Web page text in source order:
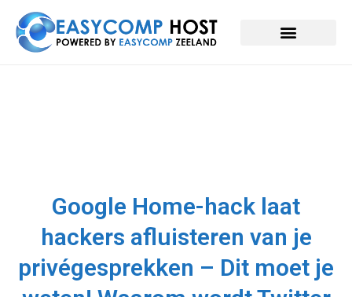
Google Home-hack laat
hackers afluisteren van je
privégesprekken – Dit moet je